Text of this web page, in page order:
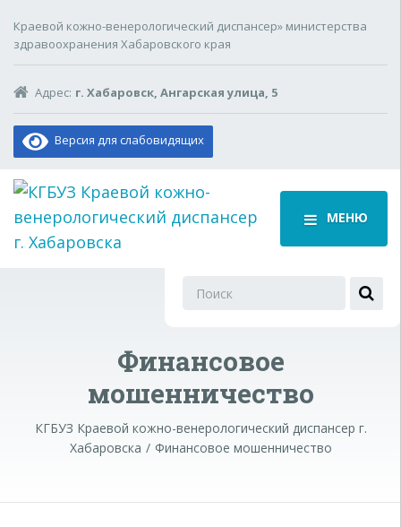
Краевой кожно-венерологический диспансер» министерства
здравоохранения Хабаровского края
Адрес: г. Хабаровск, Ангарская улица, 5
Версия для слабовидящих
МЕНЮ
Поиск
Финансовое
мошенничество
КГБУЗ Краевой кожно-венерологический диспансер г.
Хабаровска
Финансовое мошенничество